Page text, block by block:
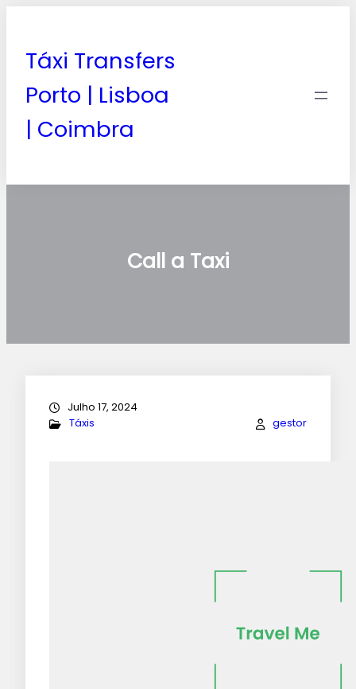
Táxi Transfers
Porto | Lisboa
| Coimbra
Call a Taxi
Julho 17, 2024
Táxis
gestor